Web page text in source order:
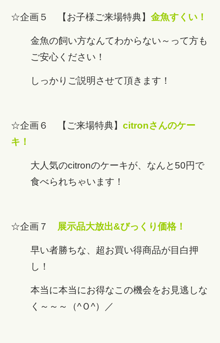
☆企画５ 【お子様ご来場特典】金魚すくい！
金魚の飼い方なんてわからない～って方も
ご安心ください！
しっかりご説明させて頂きます！
☆企画６ 【ご来場特典】citronさんのケー
キ！
大人気のcitronのケーキが、なんと50円で
食べられちゃいます！
☆企画７ 展示品大放出&びっくり価格！
早い者勝ちな、超お買い得商品が目白押
し！
本当に本当にお得なこの機会をお見逃しな
く～～～（^Ｏ^）／